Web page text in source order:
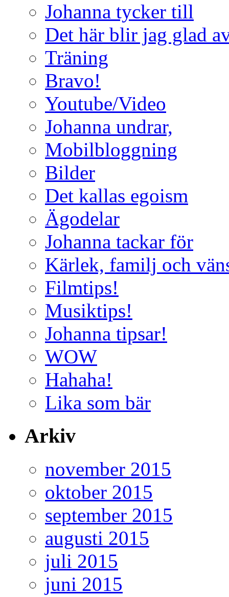
Johanna tycker till
Det här blir jag glad
Träning
Bravo!
Youtube/Video
Johanna undrar,
Mobilbloggning
Bilder
Det kallas egoism
Ägodelar
Johanna tackar för
Kärlek, familj och
Filmtips!
Musiktips!
Johanna tipsar!
WOW
Hahaha!
Lika som bär
Arkiv
november 2015
oktober 2015
september 2015
augusti 2015
juli 2015
juni 2015